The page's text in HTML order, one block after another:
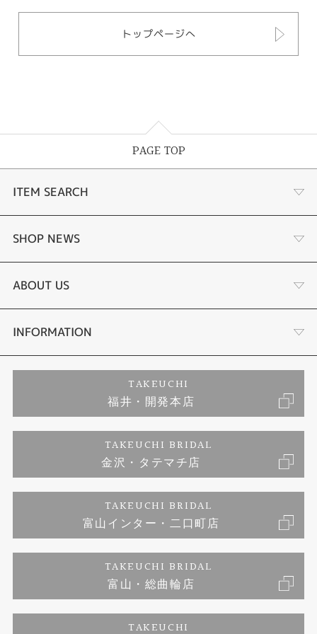
トップページへ
PAGE TOP
ITEM SEARCH
婚約指輪
結婚指輪
セットリング
エタニティーリング
婚約ネックレス
SHOP NEWS
サプライズプロポーズ相談室
ダイヤモンドカッターブランド
アフターメンテナンス
金澤工房｜手作りペアリング
金澤工房｜手作り結婚指輪
金澤工房｜手作り婚約指輪プロポーズプラン
ABOUT US
店舗情報
お客様の声
INFORMATION
プライバシーポリシー
TAKEUCHI
福井・開発本店
TAKEUCHI BRIDAL
金沢・タテマチ店
TAKEUCHI BRIDAL
富山インター・二口町店
TAKEUCHI BRIDAL
富山・総曲輪店
TAKEUCHI